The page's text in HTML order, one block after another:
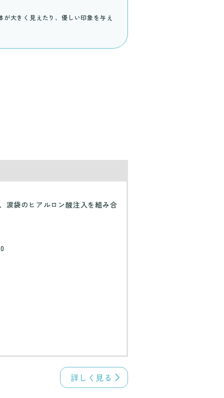
大きく見えたり、優しい印象を与え
涙袋のヒアルロン酸注入を組み合
詳しく見る